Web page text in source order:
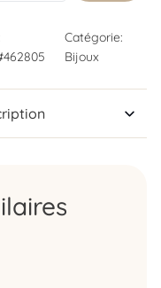
Catégorie:
Bijoux